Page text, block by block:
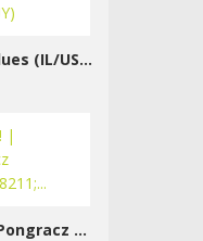
Yemen Blues (IL/US/UY)
j(A)zz! | Pongracz &#8211;...